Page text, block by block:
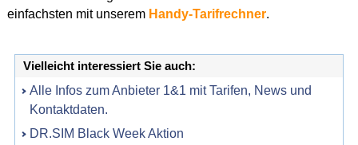
einfachsten mit unserem Handy-Tarifrechner.
Vielleicht interessiert Sie auch:
Alle Infos zum Anbieter 1&1 mit Tarifen, News und
Kontaktdaten.
DR.SIM Black Week Aktion